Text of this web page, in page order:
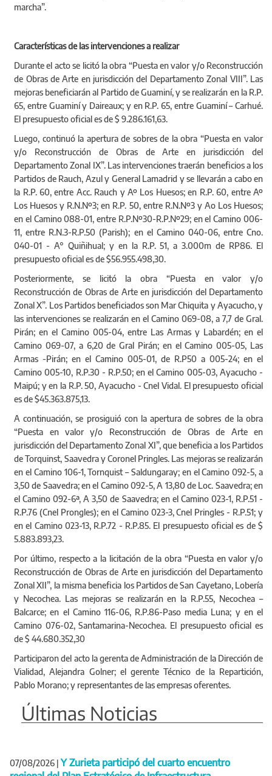
marcha”.
Características de las intervenciones a realizar
Durante el acto se licitó la obra “Puesta en valor y/o Reconstrucción
de Obras de Arte en jurisdicción del Departamento Zonal VIII”. Las
mejoras beneficiarán al Partido de Guaminí, y se realizarán en la R.P.
65, entre Guaminí y Daireaux; y en R.P. 65, entre Guaminí – Carhué.
El presupuesto oficial es de $ 9.286.161,63.
Luego, continuó la apertura de sobres de la obra “Puesta en valor
y/o Reconstrucción de Obras de Arte en jurisdicción del
Departamento Zonal IX”. Las intervenciones traerán beneficios a los
Partidos de Rauch, Azul y General Lamadrid y se llevarán a cabo en
la R.P. 60, entre Acc. Rauch y Aº Los Huesos; en R.P. 60, entre Aº
Los Huesos y R.N.Nº3; en R.P. 50, entre R.N.Nº3 y Ao Los Huesos;
en el Camino 088-01, entre R.P.Nº30-R.P.Nº29; en el Camino 006-
11, entre R.N.3-R.P.50 (Parish); en el Camino 040-06, entre Cno.
040-01 - A° Quiñihual; y en la R.P. 51, a 3.000m de RP86. El
presupuesto oficial es de $56.955.498,30.
Posteriormente, se licitó la obra “Puesta en valor y/o
Reconstrucción de Obras de Arte en jurisdicción del Departamento
Zonal X”. Los Partidos beneficiados son Mar Chiquita y Ayacucho, y
las intervenciones se realizarán en el Camino 069‐08, a 7,7 de Gral.
Pirán; en el Camino 005‐04, entre Las Armas y Labardén; en el
Camino 069‐07, a 6,20 de Gral Pirán; en el Camino 005‐05, Las
Armas ‐Pirán; en el Camino 005‐01, de R.P50 a 005‐24; en el
Camino 005‐10, R.P.30 ‐ R.P.50; en el Camino 005‐03, Ayacucho ‐
Maipú; y en la R.P. 50, Ayacucho ‐ Cnel Vidal. El presupuesto oficial
es de $45.363.875,13.
A continuación, se prosiguió con la apertura de sobres de la obra
“Puesta en valor y/o Reconstrucción de Obras de Arte en
jurisdicción del Departamento Zonal XI”, que beneficia a los Partidos
de Torquinst, Saavedra y Coronel Pringles. Las mejoras se realizarán
en el Camino 106-1, Tornquist – Saldungaray; en el Camino 092-5, a
3,50 de Saavedra; en el Camino 092-5, A 13,80 de Loc. Saavedra; en
el Camino 092-6ª, A 3,50 de Saavedra; en el Camino 023-1, R.P.51 -
R.P.76 (Cnel Prongles); en el Camino 023-3, Cnel Pringles - R.P.51; y
en el Camino 023-13, R.P.72 - R.P.85. El presupuesto oficial es de $
5.883.893,23.
Por último, respecto a la licitación de la obra “Puesta en valor y/o
Reconstrucción de Obras de Arte en jurisdicción del Departamento
Zonal XII”, la misma beneficia los Partidos de San Cayetano, Lobería
y Necochea. Las mejoras se realizarán en la R.P.55, Necochea –
Balcarce; en el Camino 116-06, R.P.86-Paso media Luna; y en el
Camino 076-02, Santamarina-Necochea. El presupuesto oficial es
de $ 44.680.352,30
Participaron del acto la gerenta de Administración de la Dirección de
Vialidad, Alejandra Golner; el gerente Técnico de la Repartición,
Pablo Morano; y representantes de las empresas oferentes.
Últimas Noticias
07/08/2026 | Y Zurieta participó del cuarto encuentro